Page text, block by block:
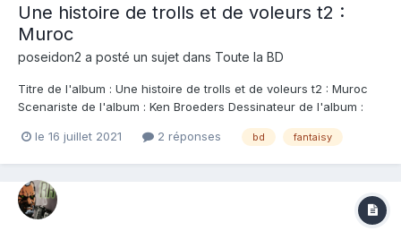
Une histoire de trolls et de voleurs t2 :
Muroc
poseidon2 a posté un sujet dans Toute la BD
Titre de l'album : Une histoire de trolls et de voleurs t2 : Muroc
Scenariste de l'album : Ken Broeders Dessinateur de l'album :
Drakoo Note : Résumé de l'album : À Muroc, le sorcier rouge
le 16 juillet 2021 2 réponses bd fantaisy